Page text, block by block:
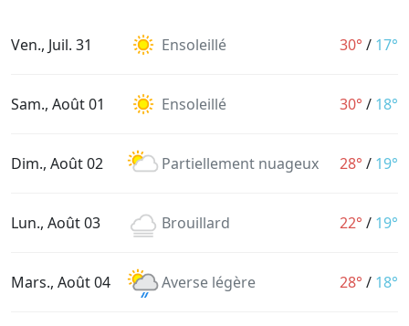
Ven., Juil. 31 Ensoleillé 30° / 17°
Sam., Août 01 Ensoleillé 30° / 18°
Dim., Août 02 Partiellement nuageux 28° / 19°
Lun., Août 03 Brouillard 22° / 19°
Mars., Août 04 Averse légère 28° / 18°